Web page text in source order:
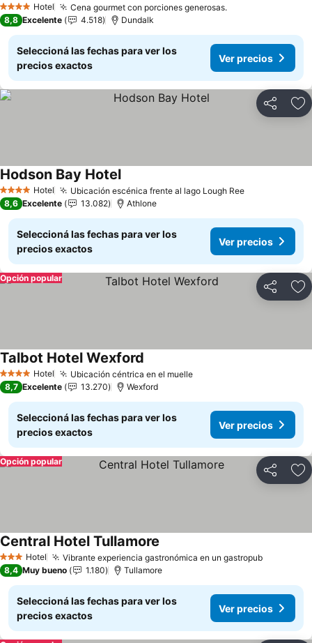
4 EstrellasHotel Cena gourmet con porciones generosas.Ver precios
8,8 Excelente 4.518 Dundalk
Seleccioná las fechas para ver los
precios exactos
Ver precios
Compartir
4 EstrellasHotel Ubicación escénica frente al lago Lough ReeVer precios
Hodson Bay HotelVer precios
8,6 Excelente 13.082 Athlone
Seleccioná las fechas para ver los
precios exactos
Ver precios
Compartir
Opción popular
4 EstrellasHotel Ubicación céntrica en el muelleVer precios
Talbot Hotel Wexford
8,7 Excelente 13.270 Wexford
Seleccioná las fechas para ver los
precios exactos
Ver precios
Compartir
Opción popular
3 Estrellas
Hotel Vibrante experiencia gastronómica en un gastropubVer
Central Hotel Tullamore
8,4 Muy bueno 1.180 Tullamore
Seleccioná las fechas para ver los
precios exactos
Ver precios